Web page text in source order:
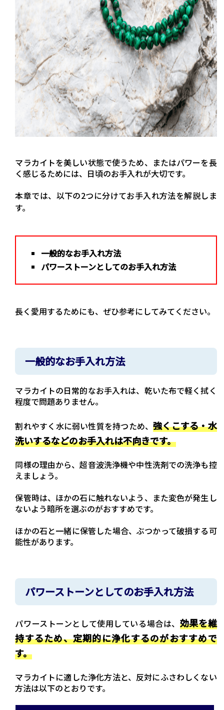
マラカイトを美しい状態で使うため、またはパワーを長
く感じるためには、日頃のお手入れが大切です。
本章では、以下の2つに分けてお手入れ方法を解説しま
す。
一般的なお手入れ方法
パワーストーンとしてのお手入れ方法
長く愛用するためにも、ぜひ参考にしてみてください。
一般的なお手入れ方法
マラカイトの日常的なお手入れは、乾いた布で軽く拭く
程度で問題ありません。
割れやすく水に弱い性質を持つため、強くこする・水
洗いするなどのお手入れは不向きです。
同様の理由から、超音波洗浄機や中性洗剤での洗浄も控
えましょう。
保管時は、ほかの石に触れないよう、また変色が発生し
ないよう暗所を選ぶのがおすすめです。
ほかの石と一緒に保管した場合、ぶつかって破損する可
能性があります。
パワーストーンとしてのお手入れ方法
パワーストーンとして使用している場合は、 効果を維
持するため、定期的に浄化するのがおすすめで
す。
マラカイトに適した浄化方法と、反対にふさわしくない
方法は以下のとおりです。